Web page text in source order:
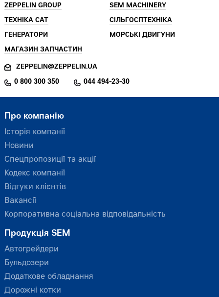
ZEPPELIN GROUP SEM MACHINERY
ТЕХНІКА CAT СІЛЬГОСПТЕХНІКА
ГЕНЕРАТОРИ МОРСЬКІ ДВИГУНИ
МАГАЗИН ЗАПЧАСТИН
ZEPPELIN@ZEPPELIN.UA
0 800 300 350 044 494-23-30
Про компанію
Історія компанії
Новини
Спецпропозиції та акції
Кодекс компанії
Відгуки клієнтів
Вакансії
Корпоративна соціальна відповідальність
Продукція SEM
Автогрейдери
Бульдозери
Додаткове обладнання
Дорожні котки